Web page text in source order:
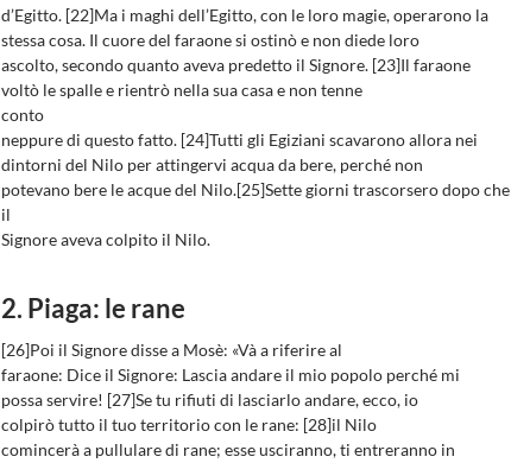
d’Egitto. [22]Ma i maghi dell’Egitto, con le loro magie, operarono la
stessa cosa. Il cuore del faraone si ostinò e non diede loro
ascolto, secondo quanto aveva predetto il Signore. [23]Il faraone
voltò le spalle e rientrò nella sua casa e non tenne
conto
neppure di questo fatto. [24]Tutti gli Egiziani scavarono allora nei
dintorni del Nilo per attingervi acqua da bere, perché non
potevano bere le acque del Nilo.[25]Sette giorni trascorsero dopo che
il
Signore aveva colpito il Nilo.
2. Piaga: le rane
[26]Poi il Signore disse a Mosè: «Và a riferire al
faraone: Dice il Signore: Lascia andare il mio popolo perché mi
possa servire! [27]Se tu rifiuti di lasciarlo andare, ecco, io
colpirò tutto il tuo territorio con le rane: [28]il Nilo
comincerà a pullulare di rane; esse usciranno, ti entreranno in